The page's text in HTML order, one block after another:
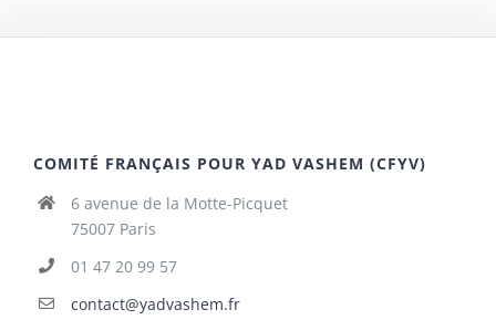
COMITÉ FRANÇAIS POUR YAD VASHEM (CFYV)
6 avenue de la Motte-Picquet
75007 Paris
01 47 20 99 57
contact@yadvashem.fr